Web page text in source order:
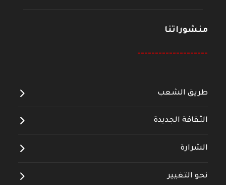
منشوراتنا
--------------------
طريق الشعب
الثقافة الجديدة
الشرارة
نحو التغيير